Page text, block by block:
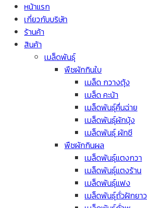
หน้าแรก
เกี่ยวกับบริษัท
ร้านค้า
สินค้า
เมล็ดพันธุ์
พืชผักกินใบ
เมล็ด กวางตุ้ง
เมล็ด คะน้า
เมล็ดพันธุ์คื่นฉ่าย
เมล็ดพันธุ์ผักบุ้ง
เมล็ดพันธุ์ ผักชี
พืชผักกินผล
เมล็ดพันธุ์แตงกวา
เมล็ดพันธุ์แตงร้าน
เมล็ดพันธุ์แฟง
เมล็ดพันธุ์ถั่วฝักยาว